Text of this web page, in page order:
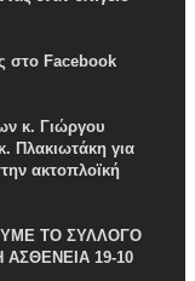
στο Facebook
κ. Γιώργου
Πλακιωτάκη για
ακτοπλοϊκή
ΤΟ ΣΥΛΛΟΓΟ
19-10